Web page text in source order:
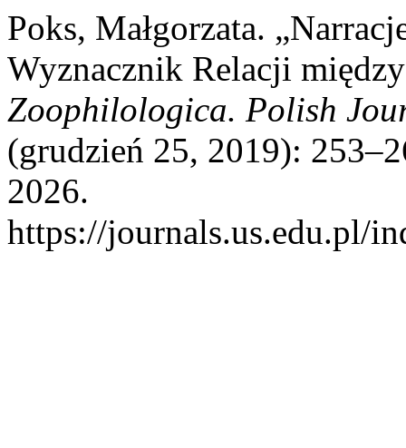
Poks, Małgorzata.
Wyznacznik Relacji
Zoophilologica. Polish
(grudzień 25, 2019):
2026.
https://journals.us.edu.pl/